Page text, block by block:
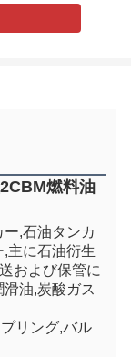
燃料油
,石油タンカ
主に石油衍生
および保管に
油,炭酸ガス
リング,バル